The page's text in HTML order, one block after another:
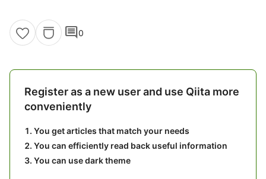
comment0
Register as a new user and use Qiita more
conveniently
You get articles that match your needs
You can efficiently read back useful information
You can use dark theme